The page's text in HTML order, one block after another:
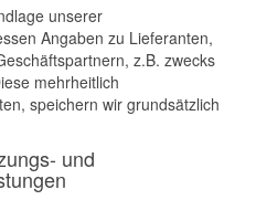
unserer
Angaben zu Lieferanten,
z.B. zwecks
mehrheitlich
speichern wir grundsätzlich
und